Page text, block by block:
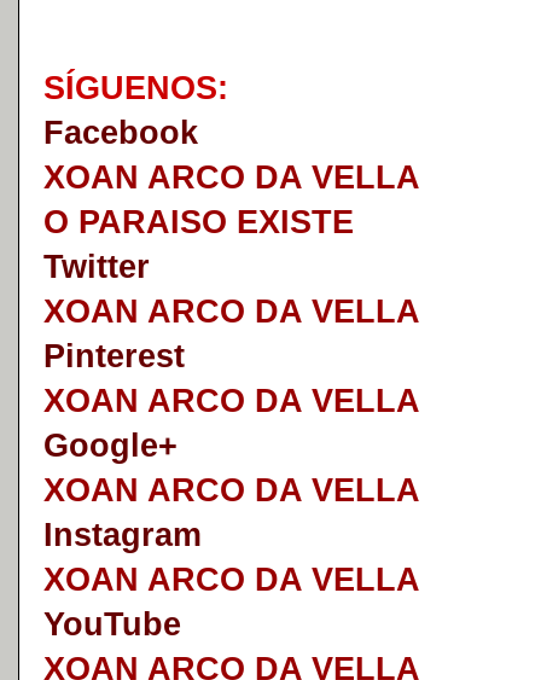
SÍGUENOS:
Facebook
XOAN ARCO DA VELLA
O PARAISO EXISTE
Twitter
XOAN ARCO DA VELLA
Pinterest
XOAN ARCO DA VELLA
Google+
XOAN ARCO DA VELLA
Instagram
XOAN ARCO DA VELLA
YouTube
XOAN ARCO DA VELLA